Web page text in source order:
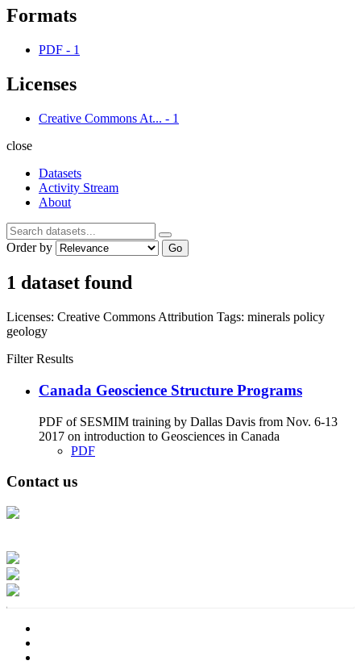
Formats
PDF - 1
Licenses
Creative Commons At... - 1
close
Datasets
Activity Stream
About
Order by Go
1 dataset found
Licenses: Creative Commons Attribution Tags: minerals policy
geology
Filter Results
Canada Geoscience Structure Programs
PDF of SESMIM training by Dallas Davis from Nov. 6-13
2017 on introduction to Geosciences in Canada
PDF
Contact us